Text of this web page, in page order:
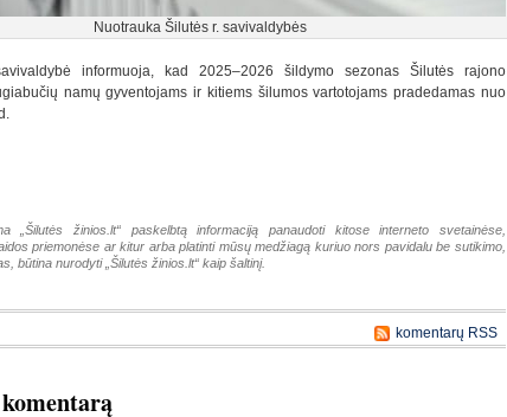
Nuotrauka Šilutės r. savivaldybės
informuoja, kad 2025–2026 šildymo sezonas Šilutės rajono
namų gyventojams ir kitiems šilumos vartotojams pradedamas nuo
„Šilutės žinios.lt“ paskelbtą informaciją panaudoti kitose interneto svetainėse,
priemonėse ar kitur arba platinti mūsų medžiagą kuriuo nors pavidalu be sutikimo,
būtina nurodyti „Šilutės žinios.lt“ kaip šaltinį.
komentarų RSS